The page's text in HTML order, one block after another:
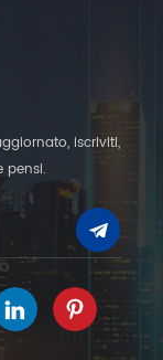
iscriviti,
pensi.